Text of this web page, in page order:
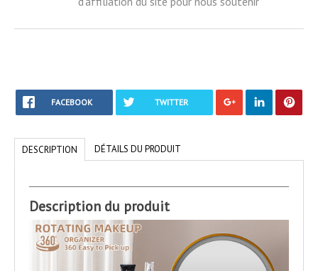
FACEBOOK TWITTER
DESCRIPTION DÉTAILS DU PRODUIT
Description du produit